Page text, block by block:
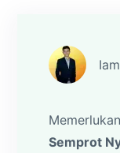
Iam
Semprot